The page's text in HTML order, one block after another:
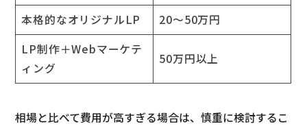
本格的なオリジナルLP
20～50万円
LP制作＋Webマーケテ
ィング
50万円以上
相場と比べて費用が高すぎる場合は、慎重に検討するこ